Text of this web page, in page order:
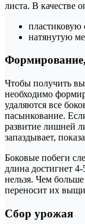
листа. В качестве
пластиковую
натянутую
Чтобы получить
необходимо
удаляются все
пасынкование.
развитие лишней
запаздывает,
Боковые побеги
длина достигнет
нельзя. Чем
переносит их
Сбор урожая